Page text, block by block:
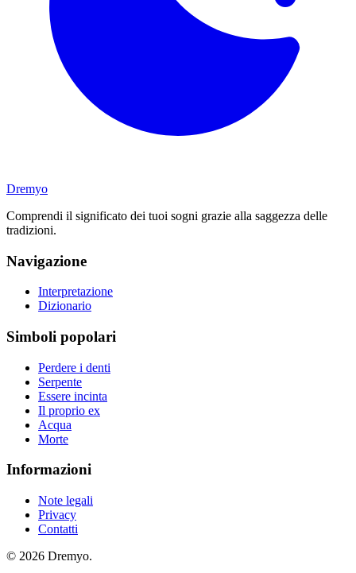
Dremyo
Comprendi il significato dei tuoi sogni grazie alla saggezza delle
tradizioni.
Navigazione
Interpretazione
Dizionario
Simboli popolari
Perdere i denti
Serpente
Essere incinta
Il proprio ex
Acqua
Morte
Informazioni
Note legali
Privacy
Contatti
© 2026 Dremyo.